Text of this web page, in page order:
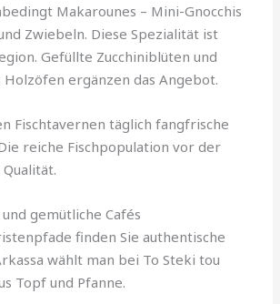
Makarounes – Mini-Gnocchis
Zwiebeln. Diese Spezialität ist
Gefüllte Zucchiniblüten und
Holzöfen ergänzen das Angebot.
Fischtavernen täglich fangfrische
reiche Fischpopulation vor der
gemütliche Cafés
finden Sie authentische
wählt man bei To Steki tou
Topf und Pfanne.